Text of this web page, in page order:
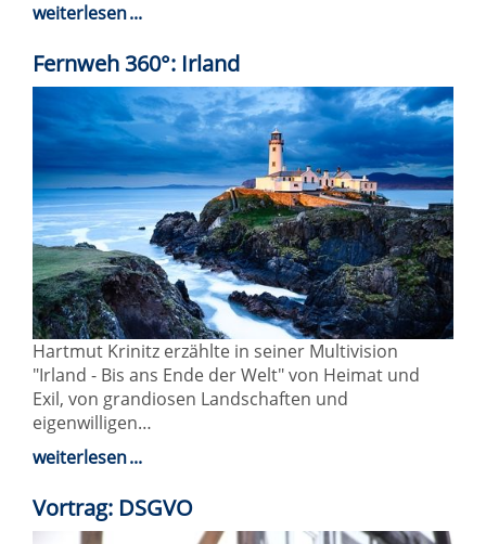
weiterlesen
Fernweh 360°: Irland
Hartmut Krinitz erzählte in seiner Multivision
"Irland - Bis ans Ende der Welt" von Heimat und
Exil, von grandiosen Landschaften und
eigenwilligen…
weiterlesen
Vortrag: DSGVO